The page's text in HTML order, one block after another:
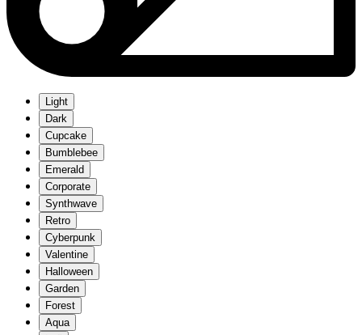
Light
Dark
Cupcake
Bumblebee
Emerald
Corporate
Synthwave
Retro
Cyberpunk
Valentine
Halloween
Garden
Forest
Aqua